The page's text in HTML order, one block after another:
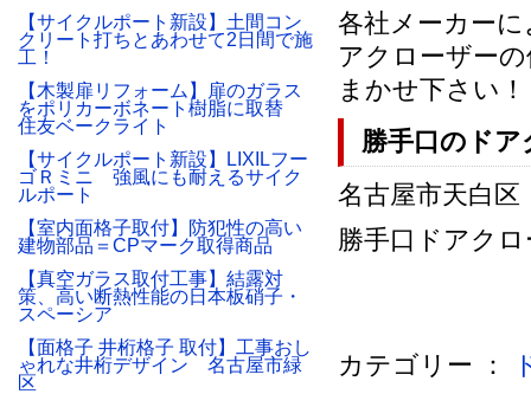
各社メーカー
アクローザー
まかせ下さい！
勝手口のド
名古屋市天白
勝手口ドアク
カテゴリー ：
【サイクルポート新設】土間コン
クリート打ちとあわせて2日間で施
工！
【木製扉リフォーム】扉のガラス
をポリカーボネート樹脂に取替
住友ベークライト
【サイクルポート新設】LIXILフー
ゴＲミニ 強風にも耐えるサイク
ルポート
【室内面格子取付】防犯性の高い
建物部品＝CPマーク取得商品
【真空ガラス取付工事】結露対
策、高い断熱性能の日本板硝子・
スペーシア
【面格子 井桁格子 取付】工事おし
ゃれな井桁デザイン 名古屋市緑
区